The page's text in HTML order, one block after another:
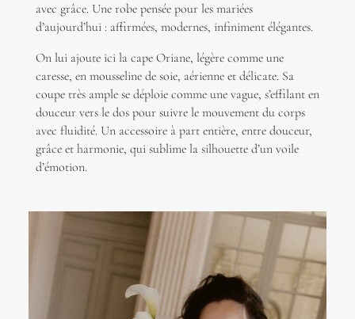
avec grâce. Une robe pensée pour les mariées
d’aujourd’hui : affirmées, modernes, infiniment élégantes.
On lui ajoute ici la cape Oriane, légère comme une
caresse, en mousseline de soie, aérienne et délicate. Sa
coupe très ample se déploie comme une vague, s’effilant en
douceur vers le dos pour suivre le mouvement du corps
avec fluidité. Un accessoire à part entière, entre douceur,
grâce et harmonie, qui sublime la silhouette d’un voile
d’émotion.